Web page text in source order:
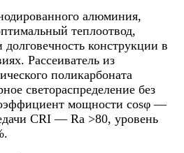
алюминия,
теплоотвод,
долговечность конструкции в
Рассеиватель из
поликарбоната
светораспределение без
мощности cosφ —
CRI — Ra >80, уровень